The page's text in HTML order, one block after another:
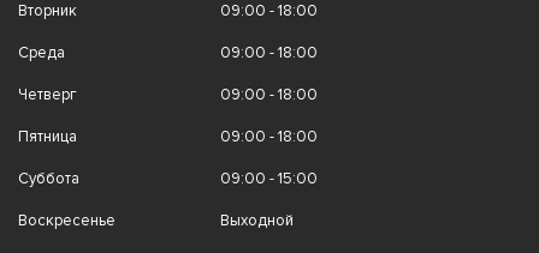
Вторник 09:00 - 18:00
Среда 09:00 - 18:00
Четверг 09:00 - 18:00
Пятница 09:00 - 18:00
Суббота 09:00 - 15:00
Воскресенье Выходной